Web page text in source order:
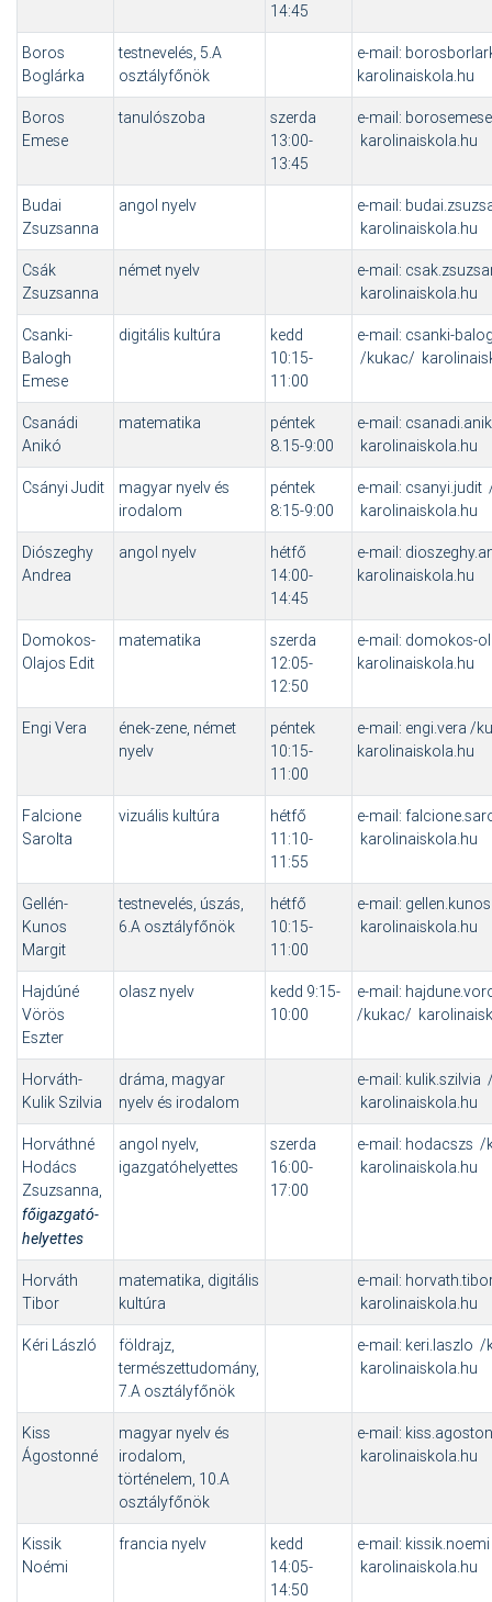
14:45
Boros
Boglárka
testnevelés, 5.A
osztályfőnök
e-mail:
karolinaiskola.hu
Boros
Emese
tanulószoba
szerda
13:00-
13:45
e-mail:
karolinaiskola.hu
Budai
Zsuzsanna
angol nyelv
e-mail:
karolinaiskola.hu
Csák
Zsuzsanna
német nyelv
e-mail:
karolinaiskola.hu
Csanki-
Balogh
Emese
digitális kultúra
kedd
10:15-
11:00
e-mail: csanki-
/kukac/
Csanádi
Anikó
matematika
péntek
8.15-9:00
e-mail:
karolinaiskola.hu
Csányi Judit
magyar nyelv és
irodalom
péntek
8:15-9:00
e-mail:
karolinaiskola.hu
Diószeghy
Andrea
angol nyelv
hétfő
14:00-
14:45
e-mail:
karolinaiskola.hu
Domokos-
Olajos Edit
matematika
szerda
12:05-
12:50
e-mail: domokos-
karolinaiskola.hu
Engi Vera
ének-zene, német
nyelv
péntek
10:15-
11:00
e-mail: engi.vera /
karolinaiskola.hu
Falcione
Sarolta
vizuális kultúra
hétfő
11:10-
11:55
e-mail:
karolinaiskola.hu
Gellén-
Kunos
Margit
testnevelés, úszás,
6.A osztályfőnök
hétfő
10:15-
11:00
e-mail:
karolinaiskola.hu
Hajdúné
Vörös
Eszter
olasz nyelv
kedd 9:15-
10:00
e-mail:
/kukac/
Horváth-
Kulik Szilvia
dráma, magyar
nyelv és irodalom
e-mail:
karolinaiskola.hu
Horváthné
Hodács
Zsuzsanna,
főigazgató-
helyettes
angol nyelv,
igazgatóhelyettes
szerda
16:00-
17:00
e-mail: hodacszs
karolinaiskola.hu
Horváth
Tibor
matematika, digitális
kultúra
e-mail:
karolinaiskola.hu
Kéri László
földrajz,
természettudomány,
7.A osztályfőnök
e-mail: keri.laszlo
karolinaiskola.hu
Kiss
Ágostonné
magyar nyelv és
irodalom,
történelem, 10.A
osztályfőnök
e-mail:
karolinaiskola.hu
Kissik
Noémi
francia nyelv
kedd
14:05-
14:50
e-mail:
karolinaiskola.hu